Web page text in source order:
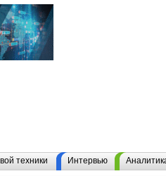
техники Интервью